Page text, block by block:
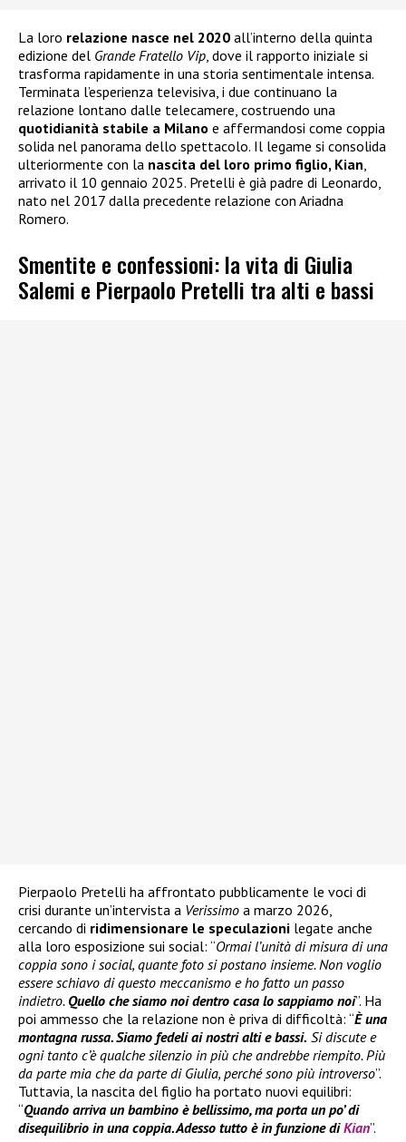
La loro relazione nasce nel 2020 all’interno della quinta
edizione del Grande Fratello Vip, dove il rapporto iniziale si
trasforma rapidamente in una storia sentimentale intensa.
Terminata l’esperienza televisiva, i due continuano la
relazione lontano dalle telecamere, costruendo una
quotidianità stabile a Milano e affermandosi come coppia
solida nel panorama dello spettacolo. Il legame si consolida
ulteriormente con la nascita del loro primo figlio, Kian,
arrivato il 10 gennaio 2025. Pretelli è già padre di Leonardo,
nato nel 2017 dalla precedente relazione con Ariadna
Romero.
Smentite e confessioni: la vita di Giulia
Salemi e Pierpaolo Pretelli tra alti e bassi
Pierpaolo Pretelli ha affrontato pubblicamente le voci di
crisi durante un’intervista a Verissimo a marzo 2026,
cercando di ridimensionare le speculazioni legate anche
alla loro esposizione sui social: “Ormai l’unità di misura di una
coppia sono i social, quante foto si postano insieme. Non voglio
essere schiavo di questo meccanismo e ho fatto un passo
indietro. Quello che siamo noi dentro casa lo sappiamo noi”. Ha
poi ammesso che la relazione non è priva di difficoltà: “È una
montagna russa. Siamo fedeli ai nostri alti e bassi. Si discute e
ogni tanto c’è qualche silenzio in più che andrebbe riempito. Più
da parte mia che da parte di Giulia, perché sono più introverso”.
Tuttavia, la nascita del figlio ha portato nuovi equilibri:
“Quando arriva un bambino è bellissimo, ma porta un po’ di
disequilibrio in una coppia. Adesso tutto è in funzione diKian”.